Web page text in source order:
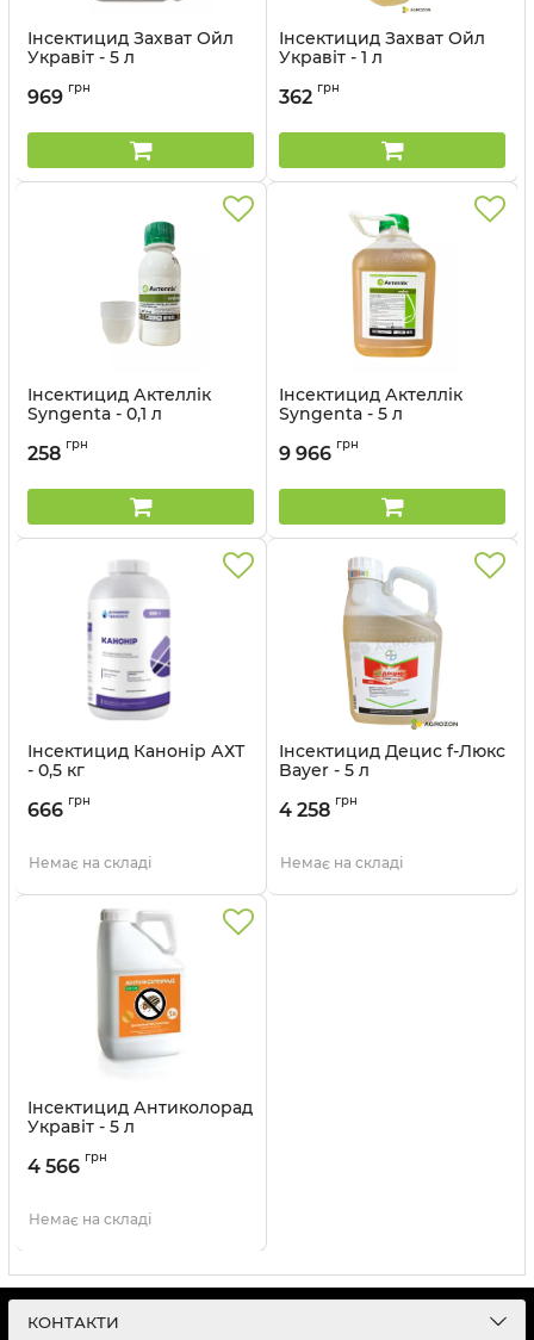
Інсектицид Захват Ойл
Укравіт - 5 л
969 грн
Інсектицид Захват Ойл
Укравіт - 1 л
362 грн
Інсектицид Актеллік
Syngenta - 0,1 л
258 грн
Інсектицид Актеллік
Syngenta - 5 л
9 966 грн
Інсектицид Канонір АХТ
- 0,5 кг
666 грн
Немає на складі
Інсектицид Децис f-Люкс
Bayer - 5 л
4 258 грн
Немає на складі
Інсектицид Антиколорад
Укравіт - 5 л
4 566 грн
Немає на складі
КОНТАКТИ